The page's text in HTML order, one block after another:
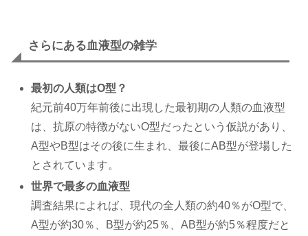
さらにある血液型の雑学
最初の人類はO型？
紀元前40万年前後に出現した最初期の人類の血液型
は、抗原の特徴がないO型だったという仮説があり、
A型やB型はその後に生まれ、最後にAB型が登場した
とされています。
世界で最多の血液型
調査結果によれば、現代の全人類の約40％がO型で、
A型が約30％、B型が約25％、AB型が約5％程度だと